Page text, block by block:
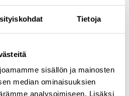
Tietoja
sisällön ja mainosten
median ominaisuuksien
analysoimiseen. Lisäksi
on maksutonta. Sarja on
ELY-keskus (Euroopan
sekä alueen